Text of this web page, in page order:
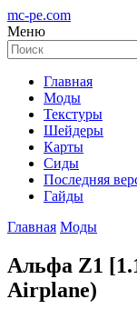
mc-pe.com
Меню
Главная
Моды
Текстуры
Шейдеры
Карты
Сиды
Последняя
Гайды
Главная Моды
Альфа Z1
Airplane)